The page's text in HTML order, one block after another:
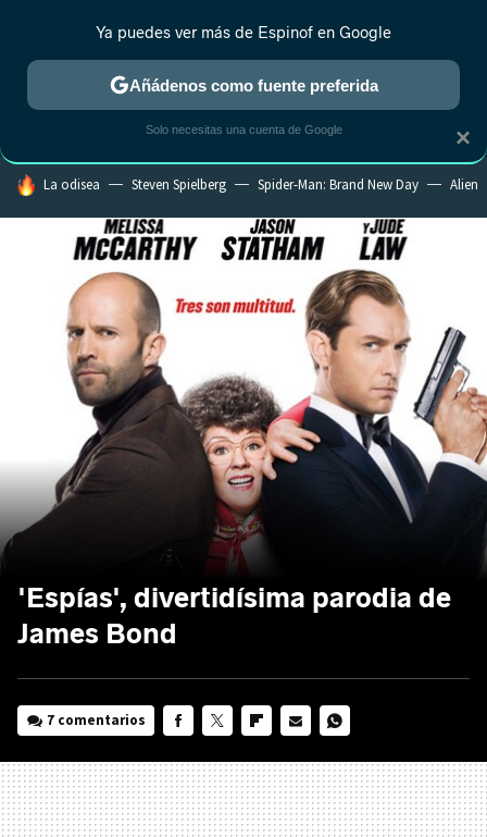
ESTRENOS REALITY ANIME RANKINGS CINE
HOY SE HABLA DE
La odisea Steven Spielberg Spider-Man: Brand New Day Alien
'Espías', divertidísima parodia de
James Bond
7 comentarios
MAIL
×
Ya puedes ver más de Espinof en Google
Añádenos como fuente preferida
Solo necesitas una cuenta de Google